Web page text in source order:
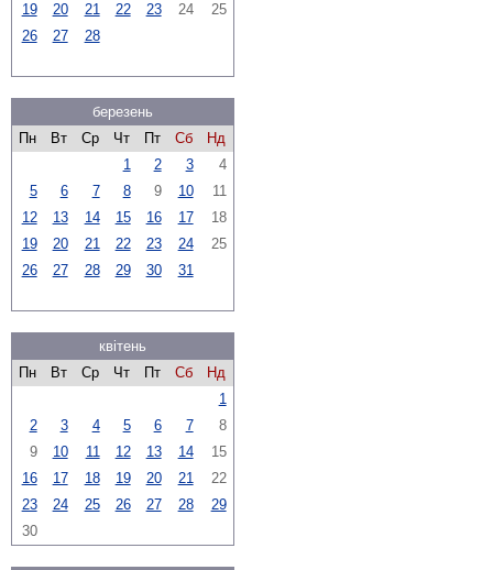
19
20 21 22 23 24
25
26
27 28
березень
Пн
Вт Ср Чт Пт Сб
Нд
1
2 3
4
5
6 7 8 9 10
11
12
13 14 15 16 17
18
19
20 21 22 23 24
25
26
27 28 29 30 31
квітень
Пн
Вт Ср Чт Пт Сб
Нд
1
2
3 4 5 6 7
8
9
10 11 12 13 14
15
16
17 18 19 20 21
22
23
24 25 26 27 28
29
30